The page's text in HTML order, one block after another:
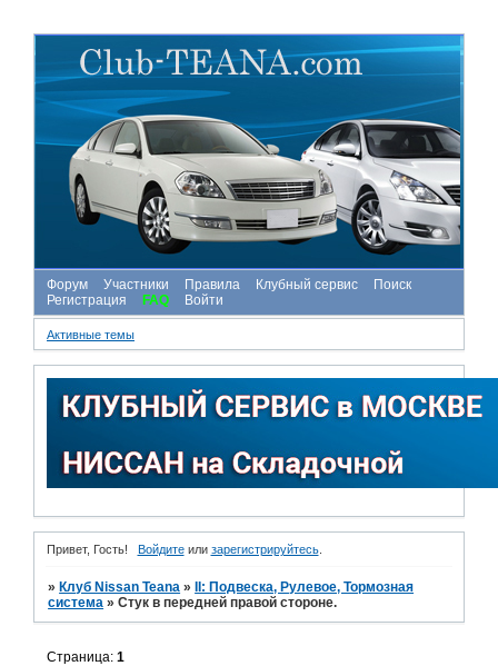
Форум Участники Правила Клубный сервис
Поиск
Регистрация
FAQ Войти
Активные темы
Привет, Гость! Войдитеили зарегистрируйтесь.
» Клуб Nissan Teana »
II: Подвеска, Рулевое, Тормозная
система »Стук в передней правой стороне.
Страница:1